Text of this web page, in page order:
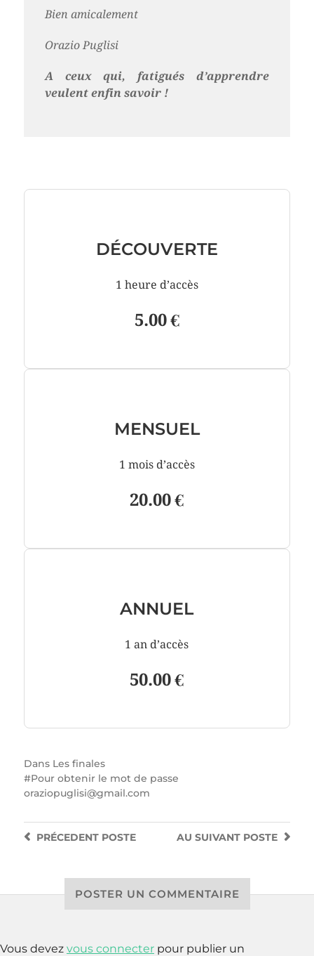
Bien amicalement
Orazio Puglisi
A ceux qui, fatigués d’apprendre
veulent enfin savoir !
DÉCOUVERTE
1 heure d’accès
5.00 €
MENSUEL
1 mois d’accès
20.00 €
ANNUEL
1 an d’accès
50.00 €
Dans Les finales
Pour obtenir le mot de passe
oraziopuglisi@gmail.com
AU SUIVANT POSTE
PRÉCEDENTPOSTE
POSTER UN COMMENTAIRE
Vous devez vous connecter pour publier un